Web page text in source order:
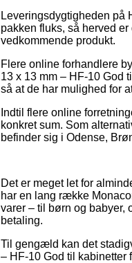
Leveringsdygtigheden på
pakken fluks, så herved
vedkommende produkt.
Flere online forhandlere
13 x 13 mm – HF-10 God
så at de har mulighed for
Indtil flere online
konkret sum. Som
befinder sig i Odense,
Det er meget let for
har en lang række
varer – til børn og babyer,
betaling.
Til gengæld kan det
– HF-10 God til kabinetter